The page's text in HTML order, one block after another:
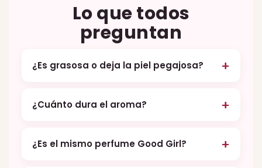
Lo que todos
preguntan
¿Es grasosa o deja la piel pegajosa?
¿Cuánto dura el aroma?
¿Es el mismo perfume Good Girl?